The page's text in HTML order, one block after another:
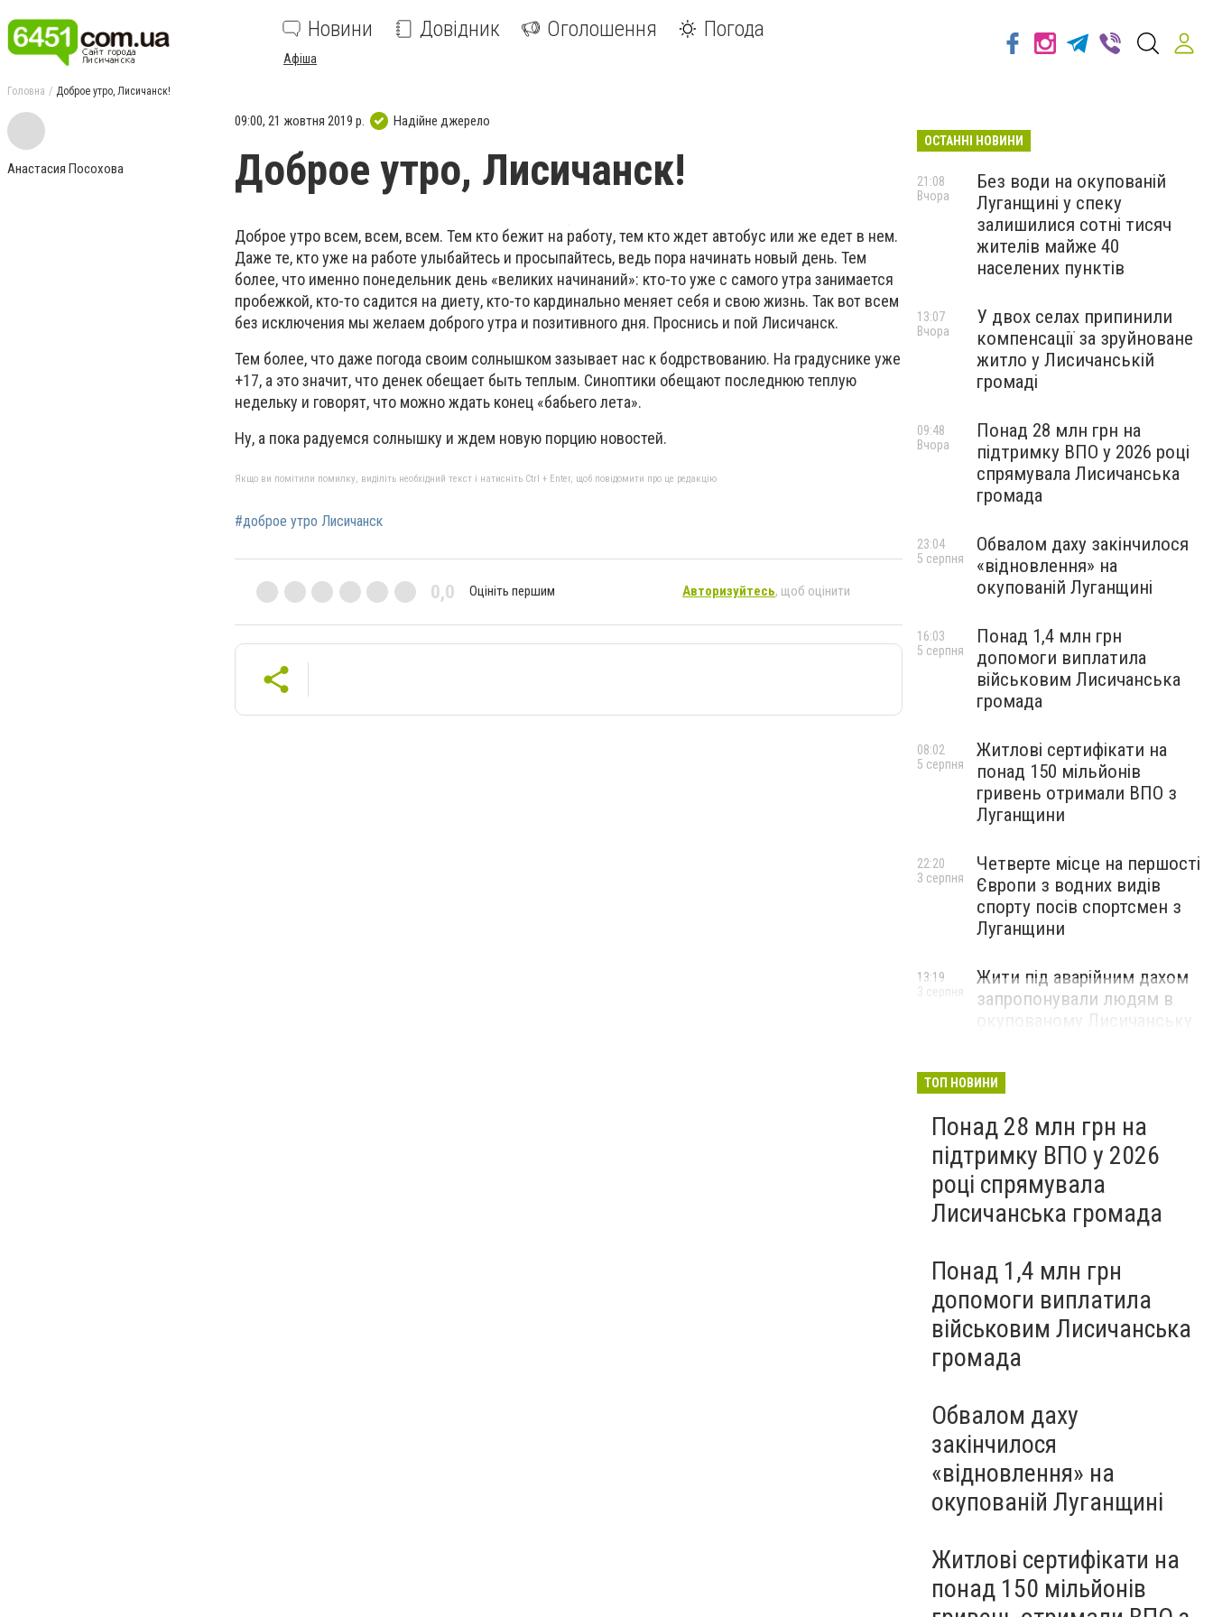
Новини Довідник Оголошення Погода
Афіша
Головна Доброе утро, Лисичанск!
Анастасия Посохова
09:00, 21 жовтня 2019 р. Надійне джерело
Доброе утро, Лисичанск!
Доброе утро всем, всем, всем. Тем кто бежит на работу, тем кто ждет автобус или же едет в нем.
Даже те, кто уже на работе улыбайтесь и просыпайтесь, ведь пора начинать новый день. Тем
более, что именно понедельник день «великих начинаний»: кто-то уже с самого утра занимается
пробежкой, кто-то садится на диету, кто-то кардинально меняет себя и свою жизнь. Так вот всем
без исключения мы желаем доброго утра и позитивного дня. Проснись и пой Лисичанск.
Тем более, что даже погода своим солнышком зазывает нас к бодрствованию. На градуснике уже
+17, а это значит, что денек обещает быть теплым. Синоптики обещают последнюю теплую
недельку и говорят, что можно ждать конец «бабьего лета».
Ну, а пока радуемся солнышку и ждем новую порцию новостей.
Якщо ви помітили помилку, виділіть необхідний текст і натисніть Ctrl + Enter, щоб повідомити про це редакцію
#доброе утро Лисичанск
0,0 Оцініть першим Авторизуйтесь, щоб оцінити
ОСТАННІ НОВИНИ
Без води на окупованій
Луганщині у спеку
залишилися сотні тисяч
жителів майже 40
населених пунктів
21:08
Вчора
У двох селах припинили
компенсації за зруйноване
житло у Лисичанській
громаді
13:07
Вчора
Понад 28 млн грн на
підтримку ВПО у 2026 році
спрямувала Лисичанська
громада
09:48
Вчора
Обвалом даху закінчилося
«відновлення» на
окупованій Луганщині
23:04
5 серпня
Понад 1,4 млн грн
допомоги виплатила
військовим Лисичанська
громада
16:03
5 серпня
Житлові сертифікати на
понад 150 мільйонів
гривень отримали ВПО з
Луганщини
08:02
5 серпня
Четверте місце на першості
Європи з водних видів
спорту посів спортсмен з
Луганщини
22:20
3 серпня
Жити під аварійним дахом
запропонували людям в
окупованому Лисичанську
13:19
3 серпня
ТОП НОВИНИ
Понад 28 млн грн на
підтримку ВПО у 2026
році спрямувала
Лисичанська громада
Понад 1,4 млн грн
допомоги виплатила
військовим Лисичанська
громада
Обвалом даху
закінчилося
«відновлення» на
окупованій Луганщині
Житлові сертифікати на
понад 150 мільйонів